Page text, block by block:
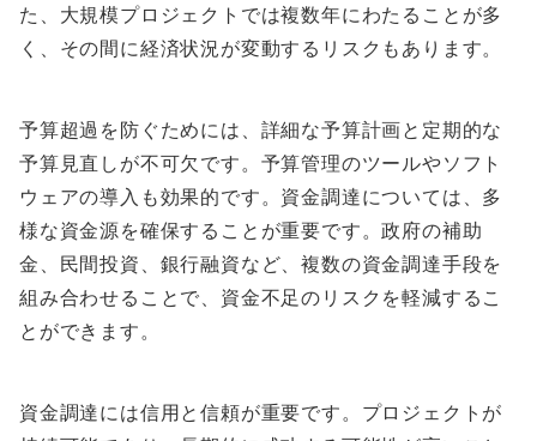
た、大規模プロジェクトでは複数年にわたることが多
く、その間に経済状況が変動するリスクもあります。
予算超過を防ぐためには、詳細な予算計画と定期的な
予算見直しが不可欠です。予算管理のツールやソフト
ウェアの導入も効果的です。資金調達については、多
様な資金源を確保することが重要です。政府の補助
金、民間投資、銀行融資など、複数の資金調達手段を
組み合わせることで、資金不足のリスクを軽減するこ
とができます。
資金調達には信用と信頼が重要です。プロジェクトが